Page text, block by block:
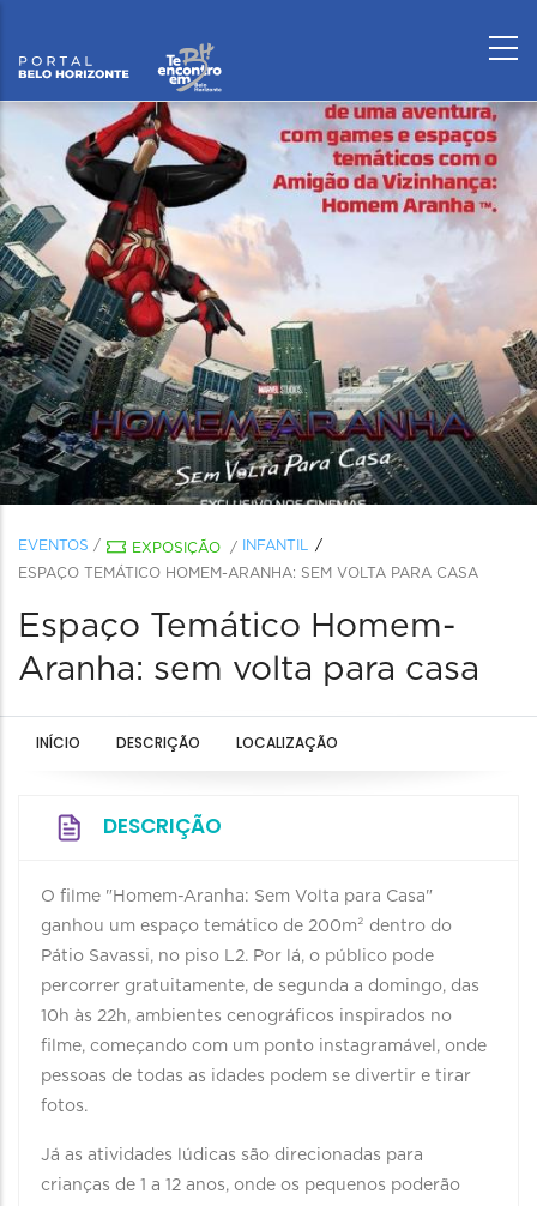
EVENTOS / EXPOSIÇÃO /
INFANTIL
ESPAÇO TEMÁTICO HOMEM-ARANHA: SEM VOLTA PARA CASA
Espaço Temático Homem-
Aranha: sem volta para casa
INÍCIO DESCRIÇÃO LOCALIZAÇÃO
DESCRIÇÃO
O filme "Homem-Aranha: Sem Volta para Casa"
ganhou um espaço temático de 200m² dentro do
Pátio Savassi, no piso L2. Por lá, o público pode
percorrer gratuitamente, de segunda a domingo, das
10h às 22h, ambientes cenográficos inspirados no
filme, começando com um ponto instagramável, onde
pessoas de todas as idades podem se divertir e tirar
fotos.
Já as atividades lúdicas são direcionadas para
crianças de 1 a 12 anos, onde os pequenos poderão